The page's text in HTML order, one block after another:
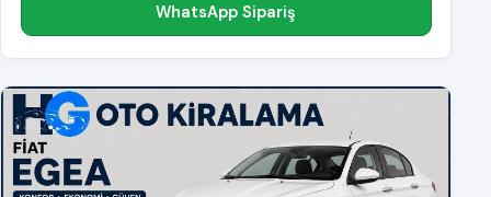
WhatsApp Sipariş